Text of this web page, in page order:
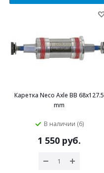
Каретка Neco Axle BB 68х127.5
mm
В наличии (6)
1 550 руб.